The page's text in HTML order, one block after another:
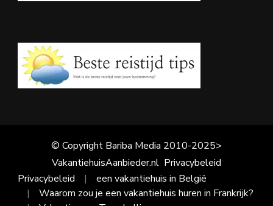
© Copyright Bariba Media 2010-2025>
VakantiehuisAanbieder.nl Privacybeleid
Privacybeleid
een vakantiehuis in België
Waarom zou je een vakantiehuis huren in Frankrijk?